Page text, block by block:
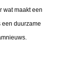
wat maakt een
een duurzame